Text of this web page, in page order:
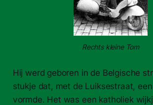
Rechts kleine Tom
Hij werd geboren in de Belgische
stukje dat, met de Luiksestraat,
vormde. Het was een katholiek